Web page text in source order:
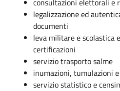
legalizzazione ed
documenti
leva militare e scolastica
certificazioni
servizio trasporto salme
inumazioni, tumulazioni
servizio statistico e